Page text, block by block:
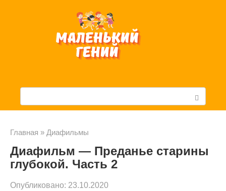
с
к
Главная » Диафильмы
Диафильм — Преданье старины
глубокой. Часть 2
Опубликовано: 23.10.2020